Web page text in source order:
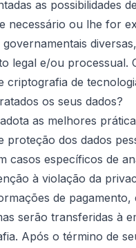
as possibilidades
necessário ou lhe for
governamentais
legal e/ou processual.
criptografia de
os seus dados?
as melhores
proteção dos dados
casos específicos de
à violação da
de
serão transferidas à
Após o término de